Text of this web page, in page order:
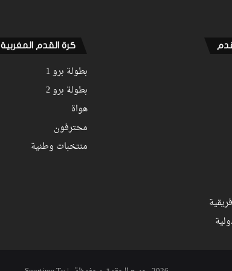
كرة القدم المغربية
بطولة برو 1
بطولة برو 2
هواة
محترفون
منتخبات وطنية